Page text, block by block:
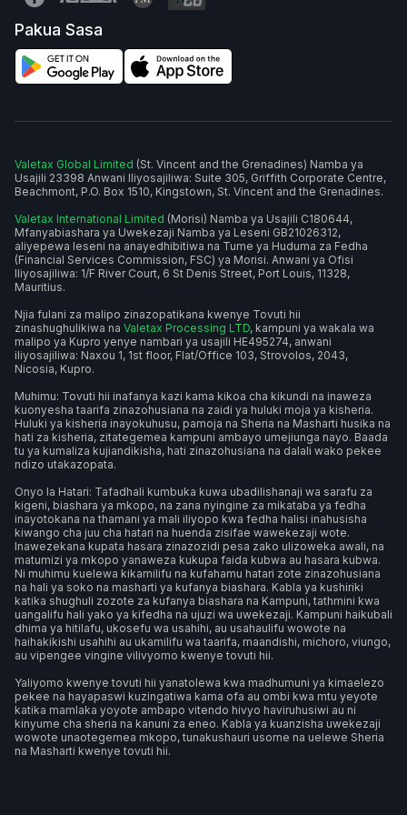
Pakua Sasa
Valetax Global Limited (St. Vincent and the Grenadines) Namba ya
Usajili 23398 Anwani Iliyosajiliwa: Suite 305, Griffith Corporate Centre,
Beachmont, P.O. Box 1510, Kingstown, St. Vincent and the Grenadines.
Valetax International Limited (Morisi) Namba ya Usajili C180644,
Mfanyabiashara ya Uwekezaji Namba ya Leseni GB21026312,
aliyepewa leseni na anayedhibitiwa na Tume ya Huduma za Fedha
(Financial Services Commission, FSC) ya Morisi. Anwani ya Ofisi
Iliyosajiliwa: 1/F River Court, 6 St Denis Street, Port Louis, 11328,
Mauritius.
Njia fulani za malipo zinazopatikana kwenye Tovuti hii
zinashughulikiwa na Valetax Processing LTD, kampuni ya wakala wa
malipo ya Kupro yenye nambari ya usajili HE495274, anwani
iliyosajiliwa: Naxou 1, 1st floor, Flat/Office 103, Strovolos, 2043,
Nicosia, Kupro.
Muhimu: Tovuti hii inafanya kazi kama kikoa cha kikundi na inaweza
kuonyesha taarifa zinazohusiana na zaidi ya huluki moja ya kisheria.
Huluki ya kisheria inayokuhusu, pamoja na Sheria na Masharti husika na
hati za kisheria, zitategemea kampuni ambayo umejiunga nayo. Baada
tu ya kumaliza kujiandikisha, hati zinazohusiana na dalali wako pekee
ndizo utakazopata.
Onyo la Hatari: Tafadhali kumbuka kuwa ubadilishanaji wa sarafu za
kigeni, biashara ya mkopo, na zana nyingine za mikataba ya fedha
inayotokana na thamani ya mali iliyopo kwa fedha halisi inahusisha
kiwango cha juu cha hatari na huenda zisifae wawekezaji wote.
Inawezekana kupata hasara zinazozidi pesa zako ulizoweka awali, na
matumizi ya mkopo yanaweza kukupa faida kubwa au hasara kubwa.
Ni muhimu kuelewa kikamilifu na kufahamu hatari zote zinazohusiana
na hali ya soko na masharti ya kufanya biashara. Kabla ya kushiriki
katika shughuli zozote za kufanya biashara na Kampuni, tathmini kwa
uangalifu hali yako ya kifedha na ujuzi wa uwekezaji. Kampuni haikubali
dhima ya hitilafu, ukosefu wa usahihi, au usahaulifu wowote na
haihakikishi usahihi au ukamilifu wa taarifa, maandishi, michoro, viungo,
au vipengee vingine vilivyomo kwenye tovuti hii.
Yaliyomo kwenye tovuti hii yanatolewa kwa madhumuni ya kimaelezo
pekee na hayapaswi kuzingatiwa kama ofa au ombi kwa mtu yeyote
katika mamlaka yoyote ambapo vitendo hivyo haviruhusiwi au ni
kinyume cha sheria na kanuni za eneo. Kabla ya kuanzisha uwekezaji
wowote unaotegemea mkopo, tunakushauri usome na uelewe Sheria
na Masharti kwenye tovuti hii.